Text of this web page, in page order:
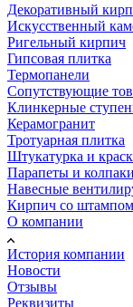
Декоративный
Искусственный
Ригельный кирпич
Гипсовая плитка
Термопанели
Сопутствующие
Клинкерные
Керамогранит
Тротуарная плитка
Штукатурка и
Парапеты и колпаки
Навесные
Кирпич со штампом
О компании
История компании
Новости
Отзывы
Реквизиты